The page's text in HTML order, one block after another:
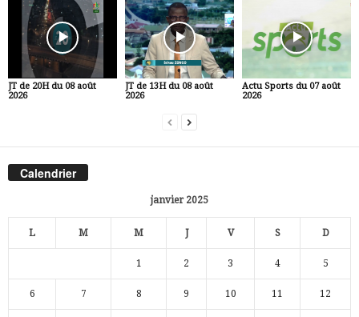
JT de 20H du 08 août
2026
JT de 13H du 08 août
2026
Actu Sports du 07 août
2026
Calendrier
janvier 2025
L M M J V S D
1 2 3 4 5
6 7 8 9 10 11 12